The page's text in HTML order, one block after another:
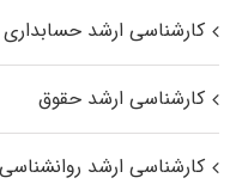
کارشناسی ارشد حسابداری
کارشناسی ارشد حقوق
کارشناسی ارشد روانشناسی